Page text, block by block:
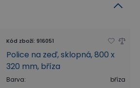
Kód zboží: 916051
Police na zeď, sklopná, 800 x
320 mm, bříza
Barva: bříza